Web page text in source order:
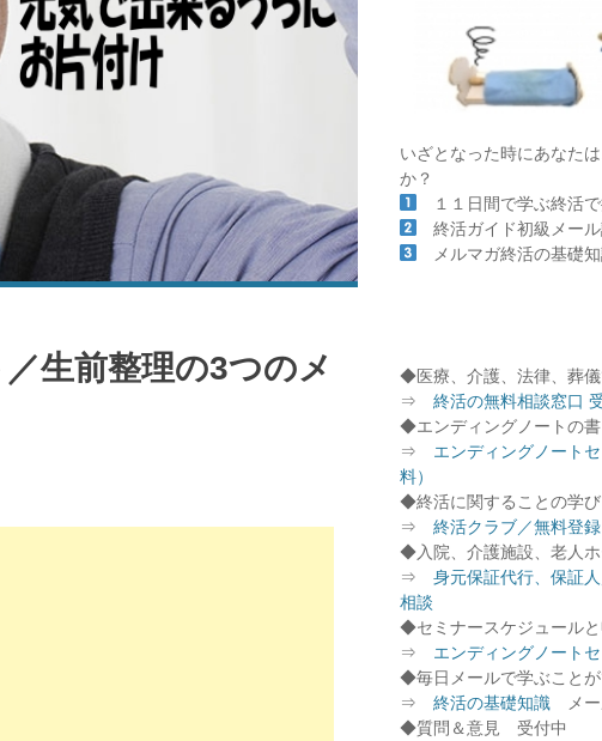
生前整理の3つのメ
いざとなった時にあなた
か？
１１日間で学ぶ終活
終活ガイド初級メー
メルマガ終活の基礎
◆医療、介護、法律、葬
⇒ 終活の無料相談窓口
◆エンディングノートの
⇒ エンディングノート
料）
◆終活に関することの学
⇒ 終活クラブ／無料登録
◆入院、介護施設、老人
⇒ 身元保証代行、保証
相談
◆セミナースケジュール
⇒ エンディングノート
◆毎日メールで学ぶことが
⇒ 終活の基礎知識 メー
◆質問＆意見 受付中